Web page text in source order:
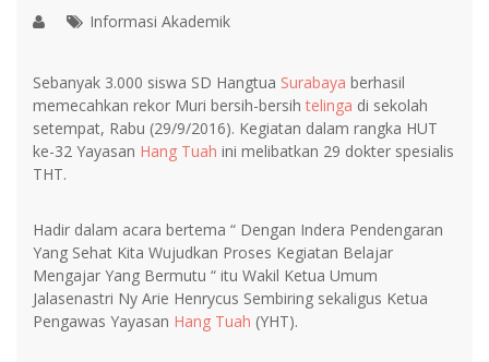
Informasi Akademik
Sebanyak 3.000 siswa SD Hangtua Surabaya berhasil
memecahkan rekor Muri bersih-bersih telinga di sekolah
setempat, Rabu (29/9/2016). Kegiatan dalam rangka HUT
ke-32 Yayasan Hang Tuah ini melibatkan 29 dokter spesialis
THT.
Hadir dalam acara bertema “ Dengan Indera Pendengaran
Yang Sehat Kita Wujudkan Proses Kegiatan Belajar
Mengajar Yang Bermutu “ itu Wakil Ketua Umum
Jalasenastri Ny Arie Henrycus Sembiring sekaligus Ketua
Pengawas Yayasan Hang Tuah (YHT).